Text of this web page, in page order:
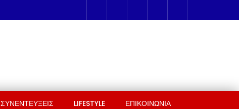
ΣΥΝΕΝΤΕΥΞΕΙΣ LIFESTYLE ΕΠΙΚΟΙΝΩΝΙΑ